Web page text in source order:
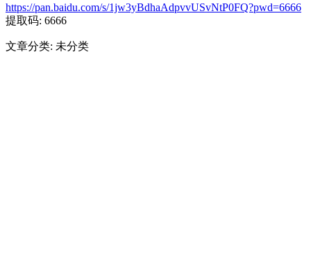
https://pan.baidu.com/s/1jw3yBdhaAdpvvUSvNtP0FQ?pwd=6666
提取码: 6666
文章分类: 未分类